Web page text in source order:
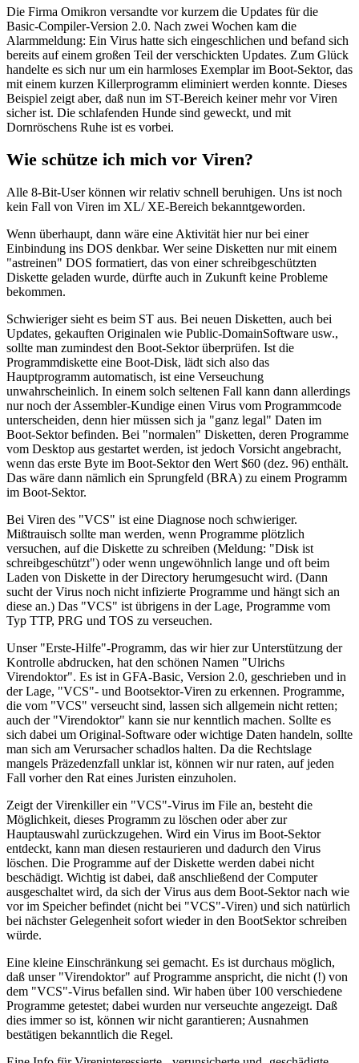
Die Firma Omikron versandte vor kurzem die Updates für die
Basic-Compiler-Version 2.0. Nach zwei Wochen kam die
Alarmmeldung: Ein Virus hatte sich eingeschlichen und befand sich
bereits auf einem großen Teil der verschickten Updates. Zum Glück
handelte es sich nur um ein harmloses Exemplar im Boot-Sektor, das
mit einem kurzen Killerprogramm eliminiert werden konnte. Dieses
Beispiel zeigt aber, daß nun im ST-Bereich keiner mehr vor Viren
sicher ist. Die schlafenden Hunde sind geweckt, und mit
Dornröschens Ruhe ist es vorbei.
Wie schütze ich mich vor Viren?
Alle 8-Bit-User können wir relativ schnell beruhigen. Uns ist noch
kein Fall von Viren im XL/ XE-Bereich bekanntgeworden.
Wenn überhaupt, dann wäre eine Aktivität hier nur bei einer
Einbindung ins DOS denkbar. Wer seine Disketten nur mit einem
"astreinen" DOS formatiert, das von einer schreibgeschützten
Diskette geladen wurde, dürfte auch in Zukunft keine Probleme
bekommen.
Schwieriger sieht es beim ST aus. Bei neuen Disketten, auch bei
Updates, gekauften Originalen wie Public-DomainSoftware usw.,
sollte man zumindest den Boot-Sektor überprüfen. Ist die
Programmdiskette eine Boot-Disk, lädt sich also das
Hauptprogramm automatisch, ist eine Verseuchung
unwahrscheinlich. In einem solch seltenen Fall kann dann allerdings
nur noch der Assembler-Kundige einen Virus vom Programmcode
unterscheiden, denn hier müssen sich ja "ganz legal" Daten im
Boot-Sektor befinden. Bei "normalen" Disketten, deren Programme
vom Desktop aus gestartet werden, ist jedoch Vorsicht angebracht,
wenn das erste Byte im Boot-Sektor den Wert $60 (dez. 96) enthält.
Das wäre dann nämlich ein Sprungfeld (BRA) zu einem Programm
im Boot-Sektor.
Bei Viren des "VCS" ist eine Diagnose noch schwieriger.
Mißtrauisch sollte man werden, wenn Programme plötzlich
versuchen, auf die Diskette zu schreiben (Meldung: "Disk ist
schreibgeschützt") oder wenn ungewöhnlich lange und oft beim
Laden von Diskette in der Directory herumgesucht wird. (Dann
sucht der Virus noch nicht infizierte Programme und hängt sich an
diese an.) Das "VCS" ist übrigens in der Lage, Programme vom
Typ TTP, PRG und TOS zu verseuchen.
Unser "Erste-Hilfe"-Programm, das wir hier zur Unterstützung der
Kontrolle abdrucken, hat den schönen Namen "Ulrichs
Virendoktor". Es ist in GFA-Basic, Version 2.0, geschrieben und in
der Lage, "VCS"- und Bootsektor-Viren zu erkennen. Programme,
die vom "VCS" verseucht sind, lassen sich allgemein nicht retten;
auch der "Virendoktor" kann sie nur kenntlich machen. Sollte es
sich dabei um Original-Software oder wichtige Daten handeln, sollte
man sich am Verursacher schadlos halten. Da die Rechtslage
mangels Präzedenzfall unklar ist, können wir nur raten, auf jeden
Fall vorher den Rat eines Juristen einzuholen.
Zeigt der Virenkiller ein "VCS"-Virus im File an, besteht die
Möglichkeit, dieses Programm zu löschen oder aber zur
Hauptauswahl zurückzugehen. Wird ein Virus im Boot-Sektor
entdeckt, kann man diesen restaurieren und dadurch den Virus
löschen. Die Programme auf der Diskette werden dabei nicht
beschädigt. Wichtig ist dabei, daß anschließend der Computer
ausgeschaltet wird, da sich der Virus aus dem Boot-Sektor nach wie
vor im Speicher befindet (nicht bei "VCS"-Viren) und sich natürlich
bei nächster Gelegenheit sofort wieder in den BootSektor schreiben
würde.
Eine kleine Einschränkung sei gemacht. Es ist durchaus möglich,
daß unser "Virendoktor" auf Programme anspricht, die nicht (!) von
dem "VCS"-Virus befallen sind. Wir haben über 100 verschiedene
Programme getestet; dabei wurden nur verseuchte angezeigt. Daß
dies immer so ist, können wir nicht garantieren; Ausnahmen
bestätigen bekanntlich die Regel.